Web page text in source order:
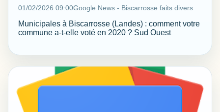
01/02/2026 09:00Google News - Biscarrosse faits divers
Municipales à Biscarrosse (Landes) : comment votre
commune a-t-elle voté en 2020 ? Sud Ouest